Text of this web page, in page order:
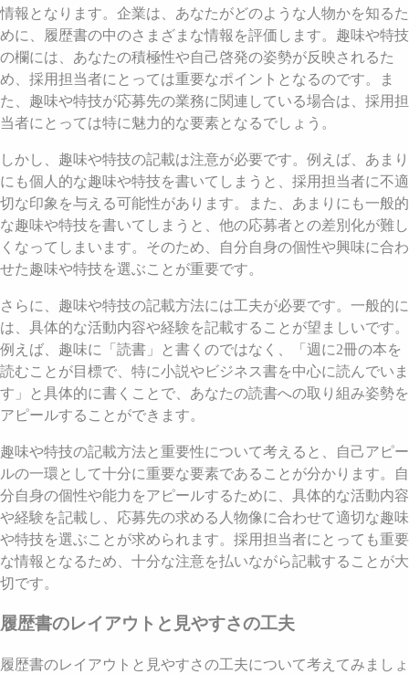
情報となります。企業は、あなたがどのような人物かを知るた
めに、履歴書の中のさまざまな情報を評価します。趣味や特技
の欄には、あなたの積極性や自己啓発の姿勢が反映されるた
め、採用担当者にとっては重要なポイントとなるのです。ま
た、趣味や特技が応募先の業務に関連している場合は、採用担
当者にとっては特に魅力的な要素となるでしょう。
しかし、趣味や特技の記載は注意が必要です。例えば、あまり
にも個人的な趣味や特技を書いてしまうと、採用担当者に不適
切な印象を与える可能性があります。また、あまりにも一般的
な趣味や特技を書いてしまうと、他の応募者との差別化が難し
くなってしまいます。そのため、自分自身の個性や興味に合わ
せた趣味や特技を選ぶことが重要です。
さらに、趣味や特技の記載方法には工夫が必要です。一般的に
は、具体的な活動内容や経験を記載することが望ましいです。
例えば、趣味に「読書」と書くのではなく、「週に2冊の本を
読むことが目標で、特に小説やビジネス書を中心に読んでいま
す」と具体的に書くことで、あなたの読書への取り組み姿勢を
アピールすることができます。
趣味や特技の記載方法と重要性について考えると、自己アピー
ルの一環として十分に重要な要素であることが分かります。自
分自身の個性や能力をアピールするために、具体的な活動内容
や経験を記載し、応募先の求める人物像に合わせて適切な趣味
や特技を選ぶことが求められます。採用担当者にとっても重要
な情報となるため、十分な注意を払いながら記載することが大
切です。
履歴書のレイアウトと見やすさの工夫
履歴書のレイアウトと見やすさの工夫について考えてみましょ